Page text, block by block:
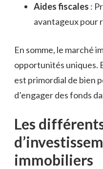
Aides fiscales :
avantageux pour
En somme, le marché
opportunités uniques.
est primordial de bien
d’engager des fonds
Les
immobiliers